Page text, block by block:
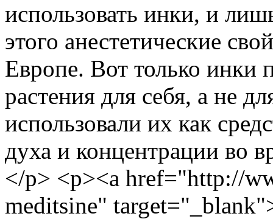
использовать инки, и
этого анестетические
Европе. Вот только инки
растения для себя, а не
использовали их как
духа и концентрации во
</p> <p><a href="http://
meditsine"